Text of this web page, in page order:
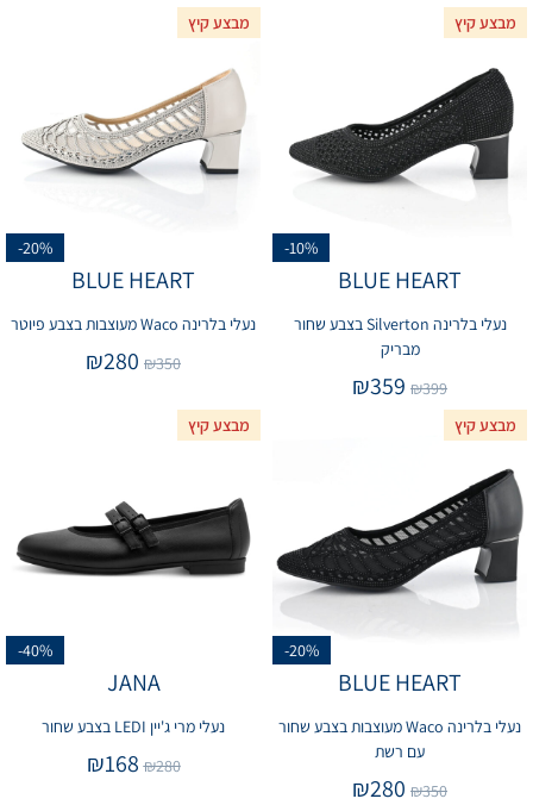
מבצע קיץ
-10%
BLUE HEART
נעלי בלרינה Silverton בצבע שחור
מבריק
₪399
₪359
מבצע קיץ
-20%
BLUE HEART
נעלי בלרינה Waco מעוצבות בצבע פיוטר
₪350
₪280
מבצע קיץ
-20%
BLUE HEART
נעלי בלרינה Waco מעוצבות בצבע שחור
עם רשת
₪350
₪280
מבצע קיץ
-40%
JANA
נעלי מרי ג'יין LEDI בצבע שחור
₪280
₪168